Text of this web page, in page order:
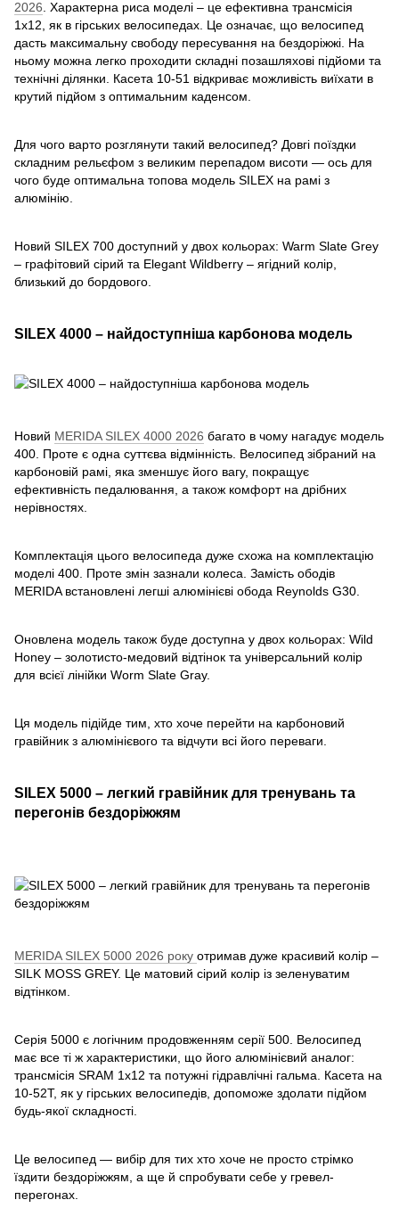
2026 . Характерна риса моделі – це ефективна трансмісія
1х12, як в гірських велосипедах. Це означає, що велосипед
дасть максимальну свободу пересування на бездоріжжі. На
ньому можна легко проходити складні позашляхові підйоми та
технічні ділянки. Касета 10-51 відкриває можливість виїхати в
крутий підйом з оптимальним каденсом.
Для чого варто розглянути такий велосипед? Довгі поїздки
складним рельєфом з великим перепадом висоти — ось для
чого буде оптимальна топова модель SILEX на рамі з
алюмінію.
Новий SILEХ 700 доступний у двох кольорах: Warm Slate Grey
– графітовий сірий та Elegant Wildberry – ягідний колір,
близький до бордового.
SILEX 4000 – найдоступніша карбонова модель
Новий MERIDA SILEX 4000 2026 багато в чому нагадує модель
400. Проте є одна суттєва відмінність. Велосипед зібраний на
карбоновій рамі, яка зменшує його вагу, покращує
ефективність педалювання, а також комфорт на дрібних
нерівностях.
Комплектація цього велосипеда дуже схожа на комплектацію
моделі 400. Проте змін зазнали колеса. Замість ободів
MERIDA встановлені легші алюмінієві обода Reynolds G30.
Оновлена модель також буде доступна у двох кольорах: Wild
Honey – золотисто-медовий відтінок та універсальний колір
для всієї лінійки Worm Slate Gray.
Ця модель підійде тим, хто хоче перейти на карбоновий
гравійник з алюмінієвого та відчути всі його переваги.
SILEX 5000 – легкий гравійник для тренувань та
перегонів бездоріжжям
MERIDA SILEX 5000 2026 року отримав дуже красивий колір –
SILK MOSS GREY. Це матовий сірий колір із зеленуватим
відтінком.
Серія 5000 є логічним продовженням серії 500. Велосипед
має все ті ж характеристики, що його алюмінієвий аналог:
трансмісія SRAM 1х12 та потужні гідравлічні гальма. Касета на
10-52Т, як у гірських велосипедів, допоможе здолати підйом
будь-якої складності.
Це велосипед — вибір для тих хто хоче не просто стрімко
їздити бездоріжжям, а ще й спробувати себе у гревел-
перегонах.